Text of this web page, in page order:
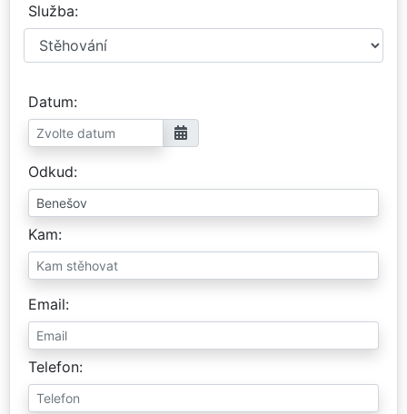
Služba
Datum
Odkud
Kam
Email
Telefon